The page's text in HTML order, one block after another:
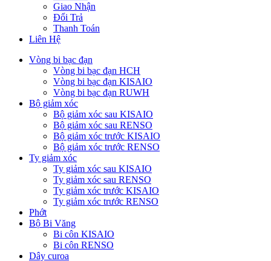
Giao Nhận
Đổi Trả
Thanh Toán
Liên Hệ
Vòng bi bạc đạn
Vòng bi bạc đạn HCH
Vòng bi bạc đạn KISAIO
Vòng bi bạc đạn RUWH
Bộ giảm xóc
Bộ giảm xóc sau KISAIO
Bộ giảm xóc sau RENSO
Bộ giảm xóc trước KISAIO
Bộ giảm xóc trước RENSO
Ty giảm xóc
Ty giảm xóc sau KISAIO
Ty giảm xóc sau RENSO
Ty giảm xóc trước KISAIO
Ty giảm xóc trước RENSO
Phớt
Bộ Bi Văng
Bi côn KISAIO
Bi côn RENSO
Dây curoa